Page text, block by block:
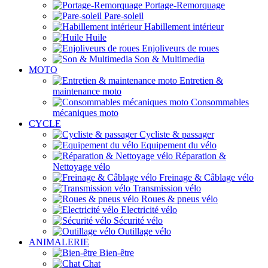
Portage-Remorquage
Pare-soleil
Habillement intérieur
Huile
Enjoliveurs de roues
Son & Multimedia
MOTO
Entretien &
maintenance moto
Consommables
mécaniques moto
CYCLE
Cycliste & passager
Equipement du vélo
Réparation &
Nettoyage vélo
Freinage & Câblage vélo
Transmission vélo
Roues & pneus vélo
Electricité vélo
Sécurité vélo
Outillage vélo
ANIMALERIE
Bien-être
Chat